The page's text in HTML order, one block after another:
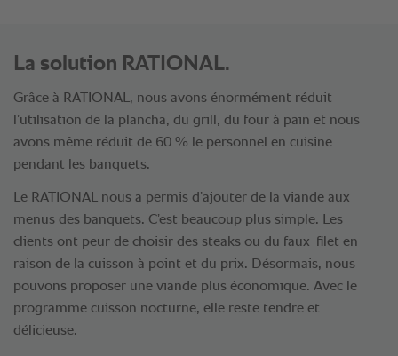
La solution RATIONAL.
Grâce à RATIONAL, nous avons énormément réduit
l’utilisation de la plancha, du grill, du four à pain et nous
avons même réduit de 60 % le personnel en cuisine
pendant les banquets.
Le RATIONAL nous a permis d’ajouter de la viande aux
menus des banquets. C’est beaucoup plus simple. Les
clients ont peur de choisir des steaks ou du faux-filet en
raison de la cuisson à point et du prix. Désormais, nous
pouvons proposer une viande plus économique. Avec le
programme cuisson nocturne, elle reste tendre et
délicieuse.